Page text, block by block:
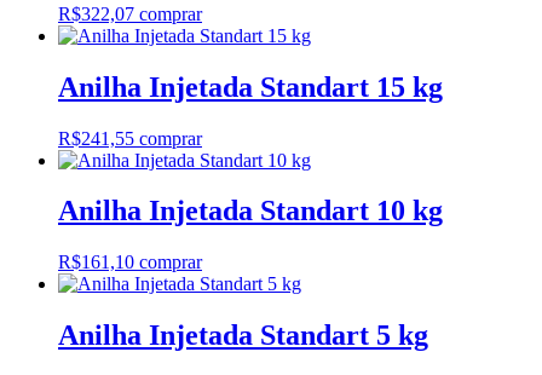
R$322,07 comprar
Anilha Injetada Standart 15 kg
R$241,55 comprar
Anilha Injetada Standart 10 kg
R$161,10 comprar
Anilha Injetada Standart 5 kg